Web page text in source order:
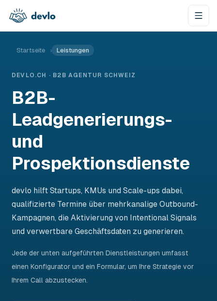
Startseite › Leistungen
DEVLO.CH · B2B AGENTUR SCHWEIZ
B2B-
Leadgenerierungs-
und
Prospektionsdienste
devlo hilft Startups, KMUs und Scale-ups dabei,
qualifizierte Termine über mehrkanalige Outbound-
Kampagnen, die Aktivierung von Intentional Signals
und verwertbare Geschäftsdaten zu generieren.
Jede der unten aufgeführten Dienstleistungen umfasst
einen Konfigurator und ein Formular, um Ihre Strategie vor
Ihrem Call abzustecken.